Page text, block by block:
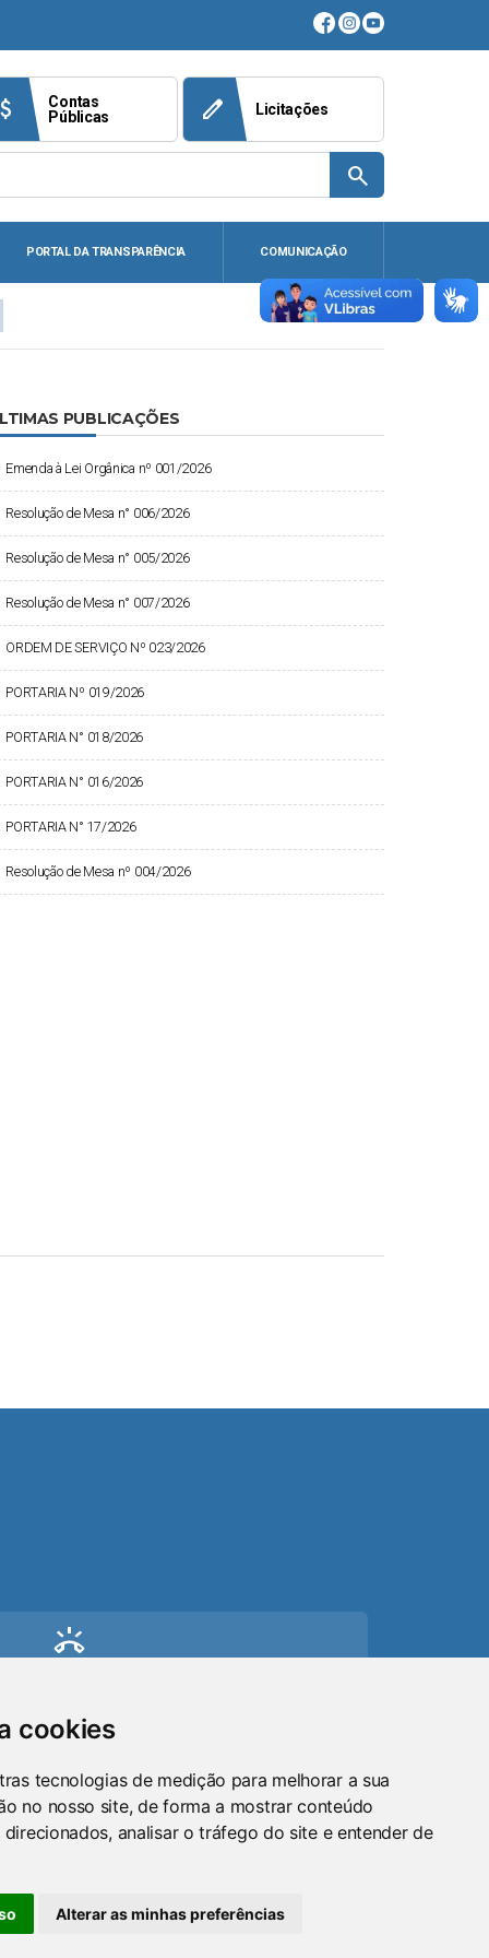
cookies
tecnologias de medição para melhorar a sua
no nosso site, de forma a mostrar conteúdo
analisar o tráfego do site e entender de
Alterar as minhas preferências
attach_money
Contas
Públicas
edit Licitações
search
PORTAL DA TRANSPARÊNCIA COMUNICAÇÃO
PUBLICAÇÕES
Emenda à Lei Orgânica nº 001/2026
Resolução de Mesa n° 006/2026
Resolução de Mesa n° 005/2026
Resolução de Mesa n° 007/2026
ORDEM DE SERVIÇO Nº 023/2026
PORTARIA Nº 019/2026
PORTARIA N° 018/2026
PORTARIA N° 016/2026
PORTARIA N° 17/2026
Resolução de Mesa nº 004/2026
ring_volume
mail
Email